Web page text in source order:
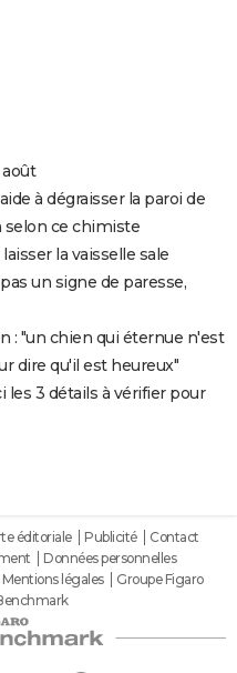
août
à dégraisser la paroi de
selon ce chimiste
la vaisselle sale
un signe de paresse,
: "un chien qui éternue n'est
dire qu'il est heureux"
les 3 détails à vérifier pour
éditoriale Publicité
Contact
Données personnelles
Mentions légales
Groupe Figaro